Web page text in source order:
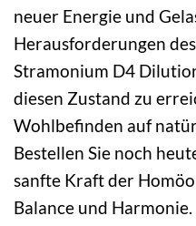
neuer Energie und
Herausforderungen
Stramonium D4
diesen Zustand zu
Wohlbefinden auf
Bestellen Sie noch
sanfte Kraft der
Balance und Harmonie.